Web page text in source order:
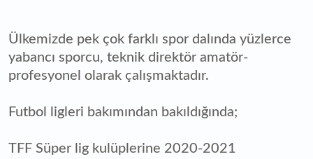
Ülkemizde pek çok farklı spor dalında yüzlerce
yabancı sporcu, teknik direktör amatör-
profesyonel olarak çalışmaktadır.
Futbol ligleri bakımından bakıldığında;
TFF Süper lig kulüplerine 2020-2021